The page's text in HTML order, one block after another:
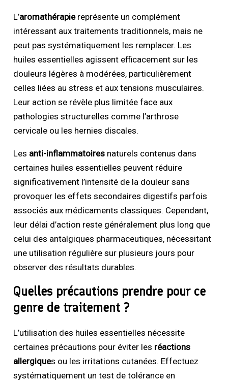
L’aromathérapiereprésente un complément
intéressant aux traitements traditionnels, mais ne
peut pas systématiquement les remplacer. Les
huiles essentielles agissent efficacement sur les
douleurs légères à modérées, particulièrement
celles liées au stress et aux tensions musculaires.
Leur action se révèle plus limitée face aux
pathologies structurelles comme l’arthrose
cervicale ou les hernies discales.
Les anti-inflammatoires naturels contenus dans
certaines huiles essentielles peuvent réduire
significativement l’intensité de la douleur sans
provoquer les effets secondaires digestifs parfois
associés aux médicaments classiques. Cependant,
leur délai d’action reste généralement plus long que
celui des antalgiques pharmaceutiques, nécessitant
une utilisation régulière sur plusieurs jours pour
observer des résultats durables.
Quelles précautions prendre pour ce
genre de traitement ?
L’utilisation des huiles essentielles nécessite
certaines précautions pour éviter les réactions
allergiques ou les irritations cutanées. Effectuez
systématiquement un test de tolérance en